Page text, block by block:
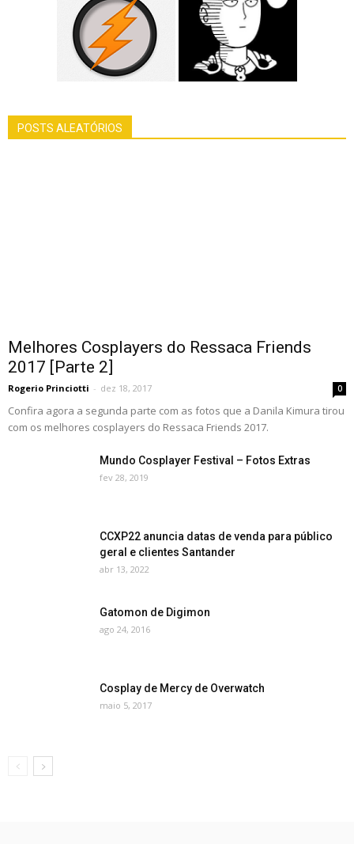
POSTS ALEATÓRIOS
Melhores Cosplayers do Ressaca Friends
2017 [Parte 2]
Rogerio Princiotti - dez 18, 2017 0
Confira agora a segunda parte com as fotos que a Danila Kimura tirou
com os melhores cosplayers do Ressaca Friends 2017.
Mundo Cosplayer Festival – Fotos Extras
fev 28, 2019
CCXP22 anuncia datas de venda para público
geral e clientes Santander
abr 13, 2022
Gatomon de Digimon
ago 24, 2016
Cosplay de Mercy de Overwatch
maio 5, 2017